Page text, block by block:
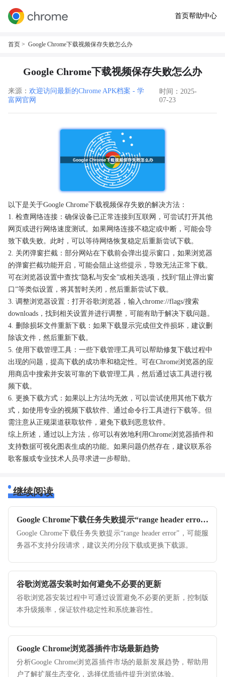
首页帮助中心
首页 > Google Chrome下载视频保存失败怎么办
Google Chrome下载视频保存失败怎么办
来源： 欢迎访问最新的Chrome APK档案 - 学
富网官网
时间：2025-
07-23
以下是关于Google Chrome下载视频保存失败的解决方法：
1. 检查网络连接：确保设备已正常连接到互联网，可尝试打开其他
网页或进行网络速度测试。如果网络连接不稳定或中断，可能会导
致下载失败。此时，可以等待网络恢复稳定后重新尝试下载。
2. 关闭弹窗拦截：部分网站在下载前会弹出提示窗口，如果浏览器
的弹窗拦截功能开启，可能会阻止这些提示，导致无法正常下载。
可在浏览器设置中查找“隐私与安全”或相关选项，找到“阻止弹出窗
口”等类似设置，将其暂时关闭，然后重新尝试下载。
3. 调整浏览器设置：打开谷歌浏览器，输入chrome://flags/搜索
downloads，找到相关设置并进行调整，可能有助于解决下载问题。
4. 删除损坏文件重新下载：如果下载显示完成但文件损坏，建议删
除该文件，然后重新下载。
5. 使用下载管理工具：一些下载管理工具可以帮助修复下载过程中
出现的问题，提高下载的成功率和稳定性。可在Chrome浏览器的应
用商店中搜索并安装可靠的下载管理工具，然后通过该工具进行视
频下载。
6. 更换下载方式：如果以上方法均无效，可以尝试使用其他下载方
式，如使用专业的视频下载软件、通过命令行工具进行下载等。但
需注意从正规渠道获取软件，避免下载到恶意软件。
综上所述，通过以上方法，你可以有效地利用Chrome浏览器插件和
支持数据可视化图表生成的功能。如果问题仍然存在，建议联系谷
歌客服或专业技术人员寻求进一步帮助。
继续阅读
Google Chrome下载任务失败提示“range header error”怎么办
Google Chrome下载任务失败提示“range header error”，可能服
务器不支持分段请求，建议关闭分段下载或更换下载源。
谷歌浏览器安装时如何避免不必要的更新
谷歌浏览器安装过程中可通过设置避免不必要的更新，控制版
本升级频率，保证软件稳定性和系统兼容性。
Google Chrome浏览器插件市场最新趋势
分析Google Chrome浏览器插件市场的最新发展趋势，帮助用
户了解扩展生态变化，选择优质插件提升浏览体验。